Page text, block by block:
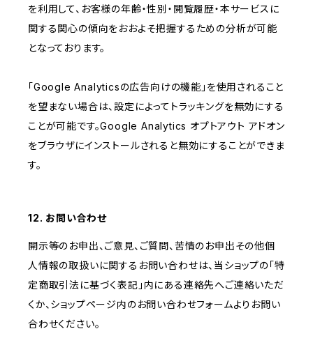
を利用して、お客様の年齢・性別・閲覧履歴・本サービスに
関する関心の傾向をおおよそ把握するための分析が可能
となっております。
「Google Analyticsの広告向けの機能」を使用されること
を望まない場合は、設定によってトラッキングを無効にする
ことが可能です。Google Analytics オプトアウト アドオン
をブラウザにインストールされると無効にすることができま
す。
12. お問い合わせ
開示等のお申出、ご意見、ご質問、苦情のお申出その他個
人情報の取扱いに関するお問い合わせは、当ショップの「特
定商取引法に基づく表記」内にある連絡先へご連絡いただ
くか、ショップページ内のお問い合わせフォームよりお問い
合わせください。